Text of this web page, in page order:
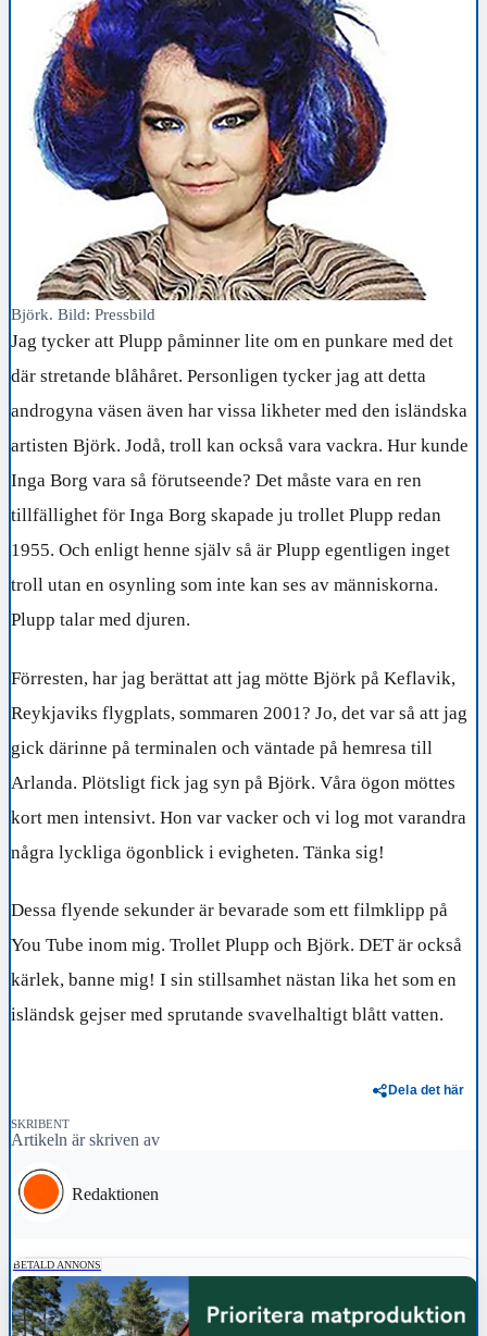
Björk. Bild: Pressbild
Jag tycker att Plupp påminner lite om en punkare med det
där stretande blåhåret. Personligen tycker jag att detta
androgyna väsen även har vissa likheter med den isländska
artisten Björk. Jodå, troll kan också vara vackra. Hur kunde
Inga Borg vara så förutseende? Det måste vara en ren
tillfällighet för Inga Borg skapade ju trollet Plupp redan
1955. Och enligt henne själv så är Plupp egentligen inget
troll utan en osynling som inte kan ses av människorna.
Plupp talar med djuren.
Förresten, har jag berättat att jag mötte Björk på Keflavik,
Reykjaviks flygplats, sommaren 2001? Jo, det var så att jag
gick därinne på terminalen och väntade på hemresa till
Arlanda. Plötsligt fick jag syn på Björk. Våra ögon möttes
kort men intensivt. Hon var vacker och vi log mot varandra
några lyckliga ögonblick i evigheten. Tänka sig!
Dessa flyende sekunder är bevarade som ett filmklipp på
You Tube inom mig. Trollet Plupp och Björk. DET är också
kärlek, banne mig! I sin stillsamhet nästan lika het som en
isländsk gejser med sprutande svavelhaltigt blått vatten.
Dela det här
SKRIBENT
Artikeln är skriven av
Redaktionen
BETALD ANNONS